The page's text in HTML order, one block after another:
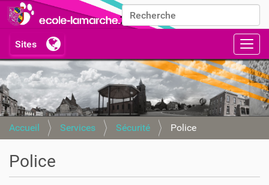
Chercher par
Recherche avancée…
Accueil Services Sécurité Police
Police